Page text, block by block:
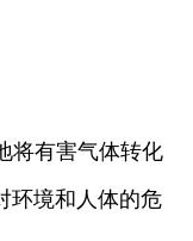
将有害气体转化
环境和人体的危